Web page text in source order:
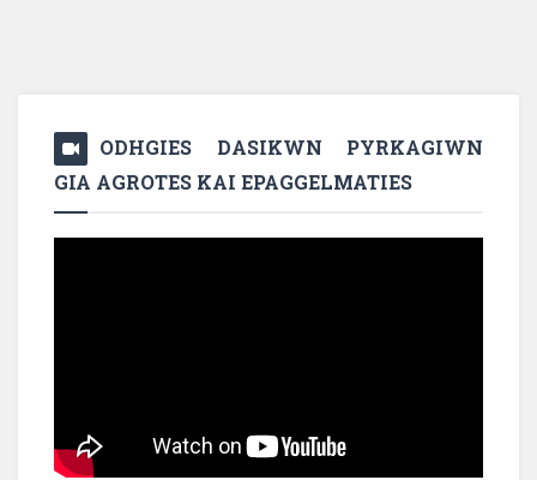
ODHGIES DASIKWN PYRKAGIWN
GIA AGROTES KAI EPAGGELMATIES